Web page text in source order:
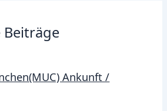
Ankunft /